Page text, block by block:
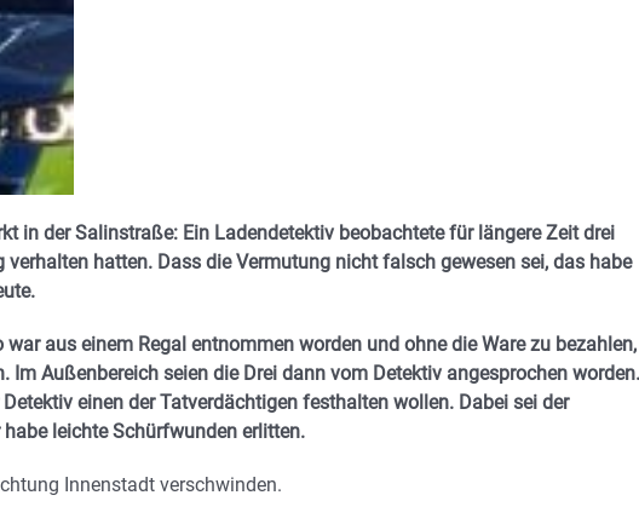
in der Salinstraße: Ein Ladendetektiv beobachtete für längere Zeit drei
hatten. Dass die Vermutung nicht falsch gewesen sei, das habe
aus einem Regal entnommen worden und ohne die Ware zu bezahlen,
Im Außenbereich seien die Drei dann vom Detektiv angesprochen worden.
einen der Tatverdächtigen festhalten wollen. Dabei sei der
leichte Schürfwunden erlitten.
Innenstadt verschwinden.